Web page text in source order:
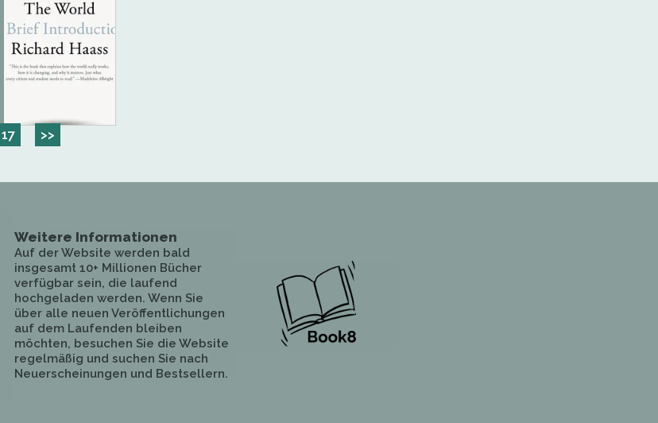
17 >>
Weitere Informationen
Auf der Website werden bald
insgesamt 10+ Millionen Bücher
verfügbar sein, die laufend
hochgeladen werden. Wenn Sie
über alle neuen Veröffentlichungen
auf dem Laufenden bleiben
möchten, besuchen Sie die Website
regelmäßig und suchen Sie nach
Neuerscheinungen und Bestsellern.